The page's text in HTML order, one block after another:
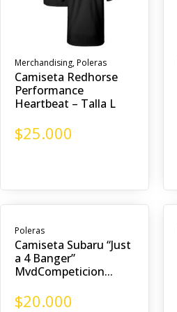
Merchandising,Poleras
Camiseta Redhorse
Performance
Heartbeat – Talla L
$25.000
Poleras
Camiseta Subaru “Just
a 4 Banger”
MvdCompeticion...
$20.000